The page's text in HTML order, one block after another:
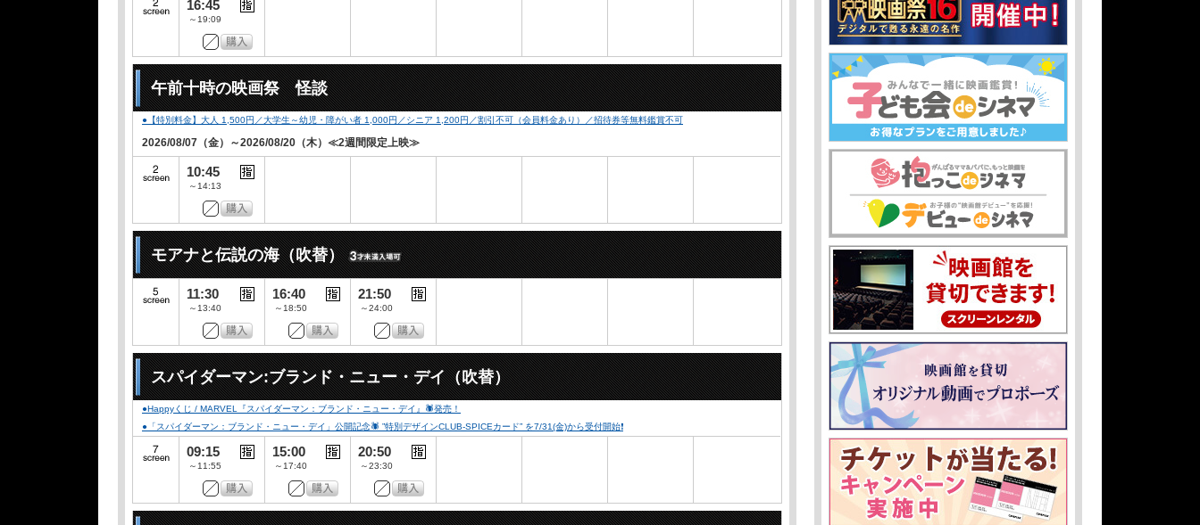
16:45
～19:09
午前十時の映画祭 怪談
●【特別料金】大人 1,500円／大学生～幼児・障がい者 1,000円／シニア 1,200円／割引不可（会員料金あり）／招待券等無料鑑賞不可
2026/08/07（金）～2026/08/20（木）≪2週間限定上映≫
10:45
～14:13
モアナと伝説の海（吹替）
11:30
～13:40
16:40
～18:50
21:50
～24:00
スパイダーマン:ブランド・ニュー・デイ（吹替）
●Happyくじ / MARVEL『スパイダーマン：ブランド・ニュー・デイ』🕷発売！
●「スパイダーマン：ブランド・ニュー・デイ」公開記念🕷️ ”特別デザインCLUB-SPICEカード” を7/31(金)から受付開始❗️
09:15
～11:55
15:00
～17:40
20:50
～23:30